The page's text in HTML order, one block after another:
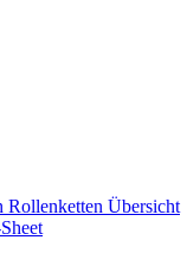
Rollenketten Übersicht